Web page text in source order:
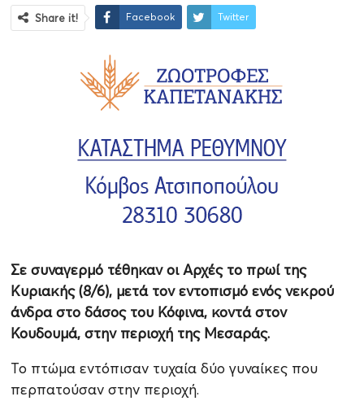
Share it! Facebook Twitter
Σε συναγερμό τέθηκαν οι Αρχές το πρωί της
Κυριακής (8/6), μετά τον εντοπισμό ενός νεκρού
άνδρα στο δάσος του Κόφινα, κοντά στον
Κουδουμά, στην περιοχή της Μεσαράς.
Το πτώμα εντόπισαν τυχαία δύο γυναίκες που
περπατούσαν στην περιοχή.